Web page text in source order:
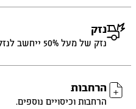
נזק
נזק של מעל 50% ייחשב לנזק מוחלט
הרחבות
הרחבות וכיסויים נוספים.